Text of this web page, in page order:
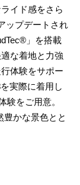
イド感をさら
ップデートされ
」を搭載
な着地と力強
体験をサポー
実際に着用し
験をご用意。
かな景色とと